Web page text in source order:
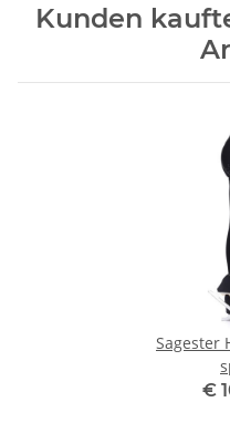
Kunden
Sagester
€